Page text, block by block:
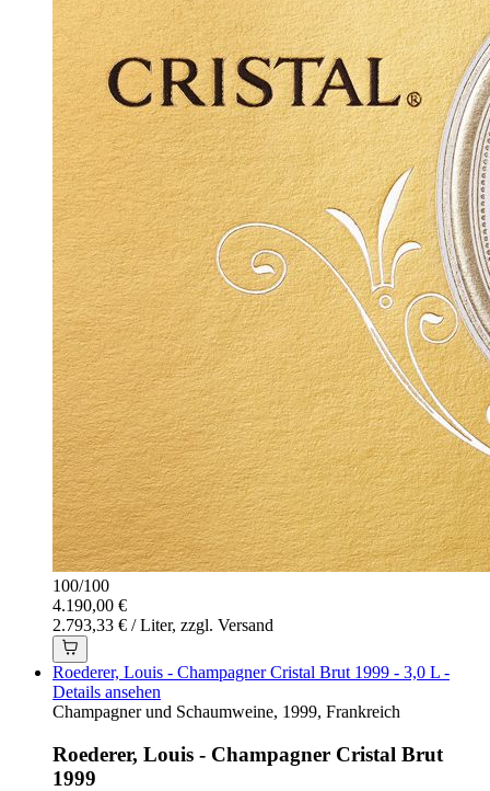
100/100
4.190,00 €
2.793,33 € / Liter, zzgl. Versand
Roederer, Louis - Champagner Cristal Brut 1999 - 3,0 L -
Details ansehen
Champagner und Schaumweine, 1999, Frankreich
Roederer, Louis - Champagner Cristal Brut
1999